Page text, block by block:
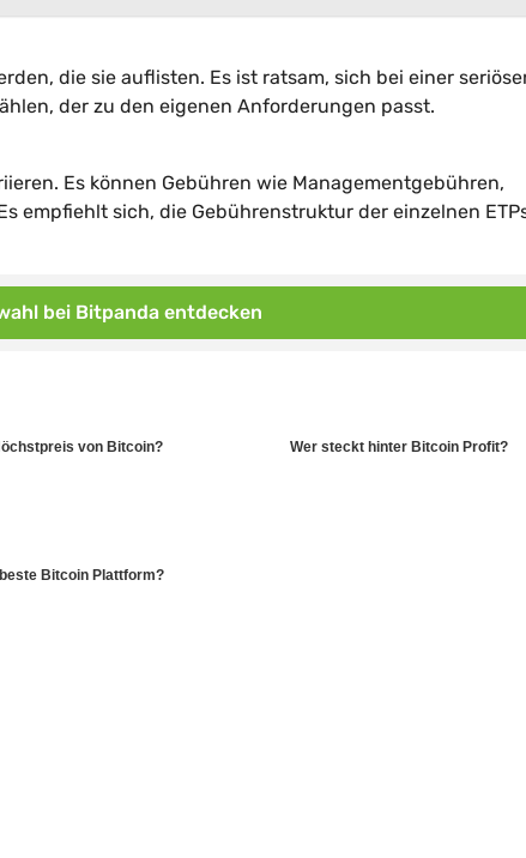
die sie auflisten. Es ist ratsam, sich bei einer
der zu den eigenen Anforderungen passt.
Es können Gebühren wie Managementgebühren,
empfiehlt sich, die Gebührenstruktur der einzelnen
bei Bitpanda entdecken
von Bitcoin? Wer steckt hinter Bitcoin Profit?
Bitcoin Plattform?